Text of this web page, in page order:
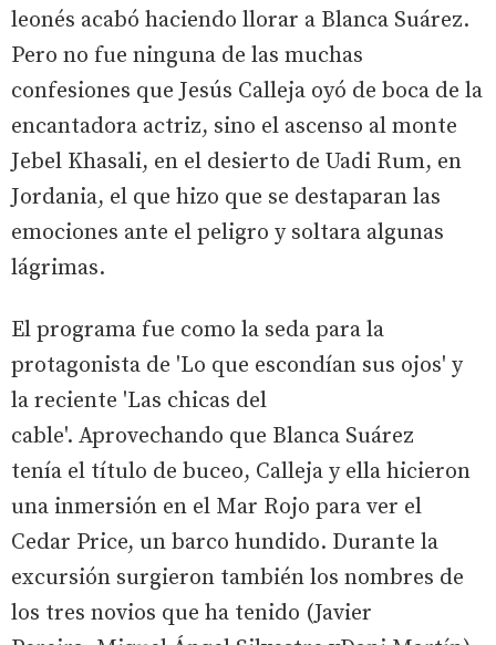
leonés acabó haciendo llorar a Blanca Suárez.
Pero no fue ninguna de las muchas
confesiones que Jesús Calleja oyó de boca de la
encantadora actriz, sino el ascenso al monte
Jebel Khasali, en el desierto de Uadi Rum, en
Jordania, el que hizo que se destaparan las
emociones ante el peligro y soltara algunas
lágrimas.
El programa fue como la seda para la
protagonista de 'Lo que escondían sus ojos' y
la reciente 'Las chicas del
cable'. Aprovechando que Blanca Suárez
tenía el título de buceo, Calleja y ella hicieron
una inmersión en el Mar Rojo para ver el
Cedar Price, un barco hundido. Durante la
excursión surgieron también los nombres de
los tres novios que ha tenido (Javier